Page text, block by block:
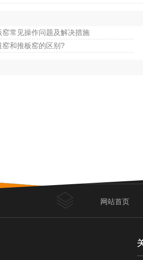
窑常见操作问题及解决措施
窑和推板窑的区别?
网站首页